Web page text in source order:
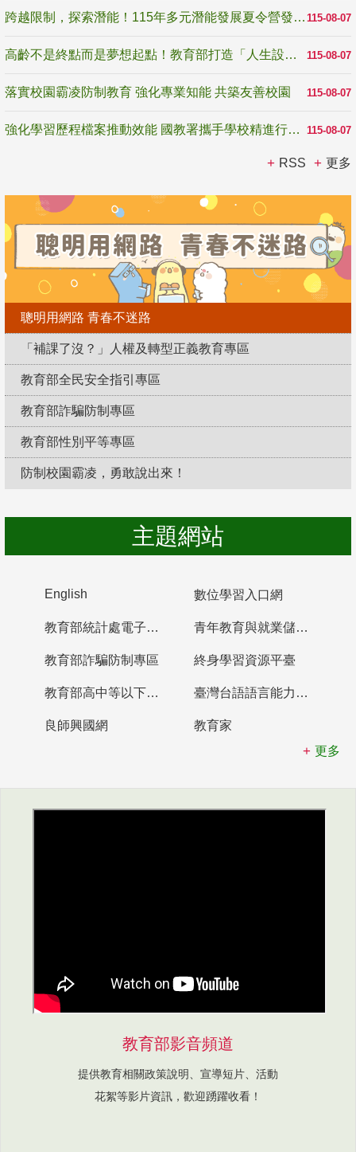
115-08-07
跨越限制，探索潛能！115年多元潛能發展夏令營發掘生命無限可能
115-08-07
高齡不是終點而是夢想起點！教育部打造「人生設計夢工場」 參展第3屆高齡健康產業博覽會
115-08-07
落實校園霸凌防制教育 強化專業知能 共築友善校園
115-08-07
強化學習歷程檔案推動效能 國教署攜手學校精進行政與教學支持
RSS 更多
聰明用網路 青春不迷路
「補課了沒？」人權及轉型正義教育專區
教育部全民安全指引專區
教育部詐騙防制專區
教育部性別平等專區
防制校園霸凌，勇敢說出來！
主題網站
English 數位學習入口網
教育部統計處電子書櫃 青年教育與就業儲蓄帳戶
教育部詐騙防制專區 終身學習資源平臺
教育部高中等以下學校及幼兒園教師資格檢定考試 臺灣台語語言能力認證網站
良師興國網
教育家
更多
教育部影音頻道
提供教育相關政策說明、宣導短片、活動
花絮等影片資訊，歡迎踴躍收看！